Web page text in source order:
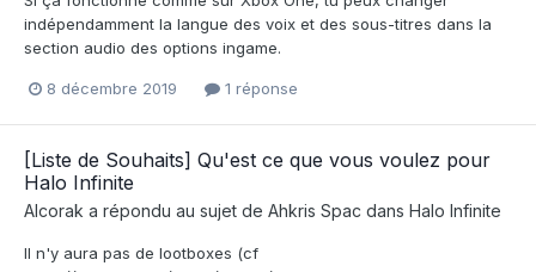
indépendamment la langue des voix et des sous-titres dans la
section audio des options ingame.
8 décembre 2019 1 réponse
[Liste de Souhaits] Qu'est ce que vous voulez pour
Halo Infinite
Alcorak a répondu au sujet de Ahkris Spac dans Halo Infinite
Il n'y aura pas de lootboxes (cf